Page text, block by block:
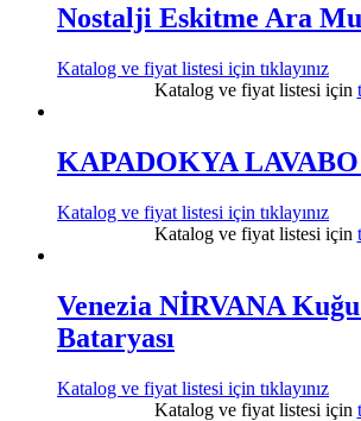
Nostalji Eskitme Ara
Katalog ve fiyat listesi için tıklayınız
Katalog ve fiyat listesi için
KAPADOKYA
Katalog ve fiyat listesi için tıklayınız
Katalog ve fiyat listesi için
Venezia NİRVANA
Bataryası
Katalog ve fiyat listesi için tıklayınız
Katalog ve fiyat listesi için